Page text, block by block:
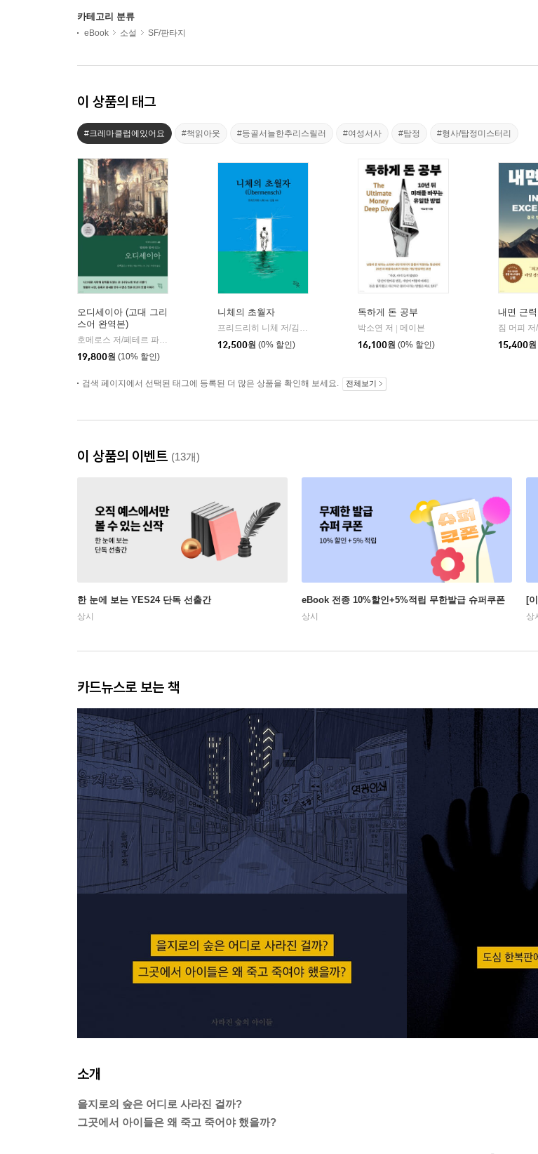
카테고리 분류
eBook 소설 SF/판타지
이 상품의 태그
#크레마클럽에있어요 #책읽아웃 #등골서늘한추리스릴러 #여성서사 #탐정 #형사/탐정미스터리
오디세이아 (고대 그리
스어 완역본)
| 현대지성
19,800원 (10% 할인)
니체의 초월자
12,500원 (0% 할인)
독하게 돈 공부
박소연 저 | 메이븐
16,100원 (0% 할인)
내면 근력
짐 머피 저
15,400원
검색 페이지에서 선택된 태그에 등록된 더 많은 상품을 확인해 보세요. 전체보기
이 상품의 이벤트 (13개)
한 눈에 보는 YES24 단독 선출간
상시
eBook 전종 10%할인+5%적립 무한발급 슈퍼쿠폰
상시
[
상
카드뉴스로 보는 책
소개
을지로의 숲은 어디로 사라진 걸까?
그곳에서 아이들은 왜 죽고 죽어야 했을까?